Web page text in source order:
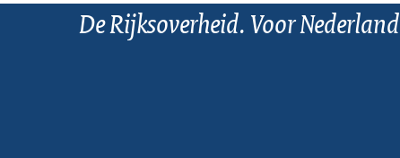
De Rijksoverheid. Voor Nederland